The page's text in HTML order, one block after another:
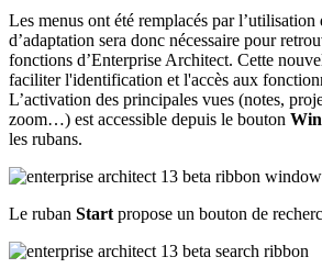
Les menus ont été remplacés par l’utilisation
d’adaptation sera donc nécessaire pour
fonctions d’Enterprise Architect. Cette
faciliter l'identification et l'accès aux
L’activation des principales vues (notes,
zoom…) est accessible depuis le bouton
les rubans.
Le ruban Startpropose un bouton de